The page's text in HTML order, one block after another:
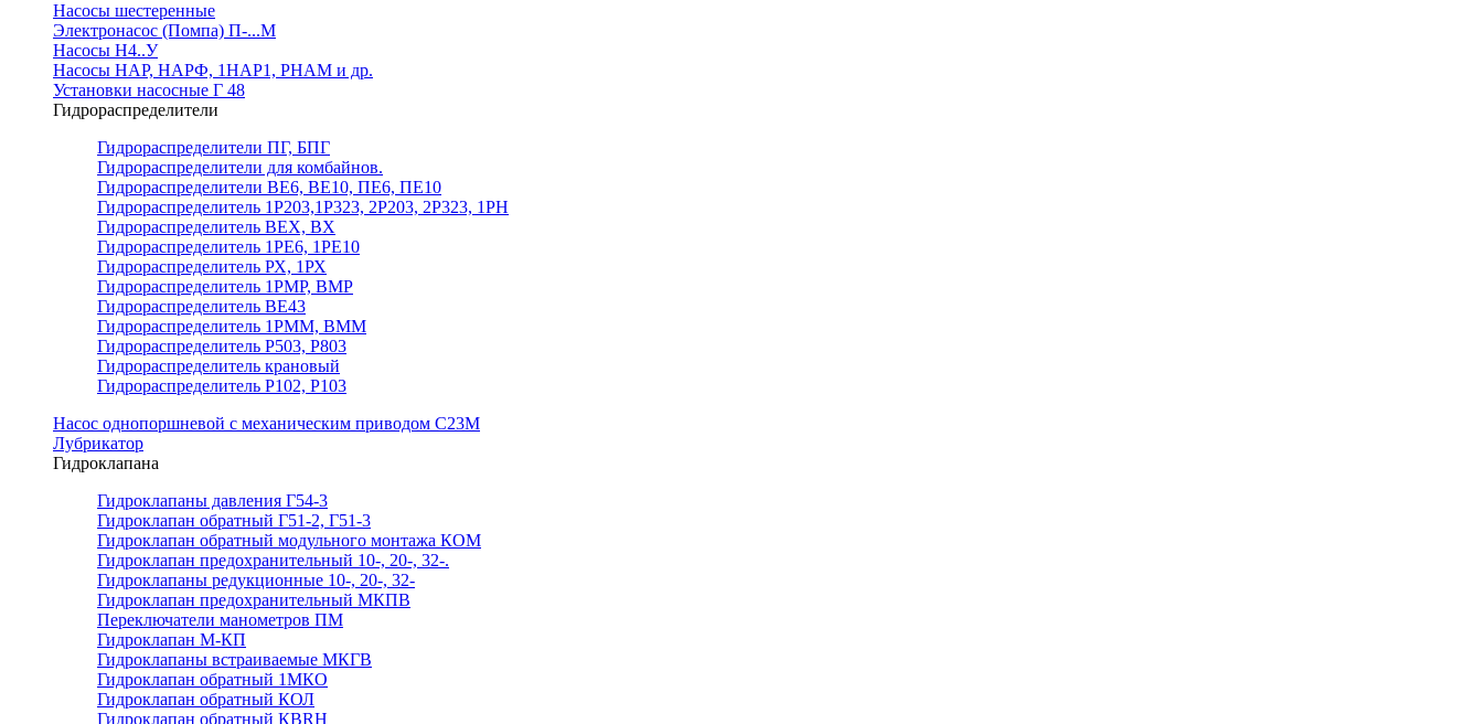
Насосы шестеренные
Электронасос (Помпа) П-...М
Насосы Н4..У
Насосы НАР, НАРФ, 1НАР1, РНАМ и др.
Установки насосные Г 48
Гидрораспределители
Гидрораспределители ПГ, БПГ
Гидрораспределители для комбайнов.
Гидрораспределители ВЕ6, ВЕ10, ПЕ6, ПЕ10
Гидрораспределитель 1Р203,1Р323, 2Р203, 2Р323, 1РН
Гидрораспределитель ВЕХ, ВХ
Гидрораспределитель 1РЕ6, 1РЕ10
Гидрораспределитель РХ, 1РХ
Гидрораспределитель 1РМР, ВМР
Гидрораспределитель ВЕ43
Гидрораспределитель 1РММ, ВММ
Гидрораспределитель Р503, Р803
Гидрораспределитель крановый
Гидрораспределитель Р102, Р103
Насос однопоршневой с механическим приводом С23М
Лубрикатор
Гидроклапана
Гидроклапаны давления Г54-3
Гидроклапан обратный Г51-2, Г51-3
Гидроклапан обратный модульного монтажа КОМ
Гидроклапан предохранительный 10-, 20-, 32-.
Гидроклапаны редукционные 10-, 20-, 32-
Гидроклапан предохранительный МКПВ
Переключатели манометров ПМ
Гидроклапан М-КП
Гидроклапаны встраиваемые МКГВ
Гидроклапан обратный 1МКО
Гидроклапан обратный КОЛ
Гидроклапан обратный КВRН